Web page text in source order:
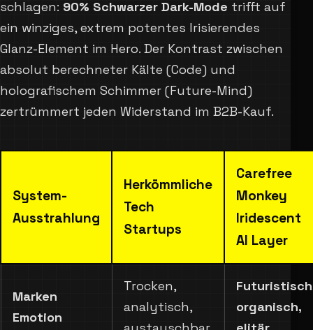
schlagen: 90% Schwarzer Dark-Mode trifft auf
ein winziges, extrem potentes Irisierendes
Glanz-Element im Hero. Der Kontrast zwischen
absolut berechneter Kälte (Code) und
holografischem Schimmer (Future-Mind)
zertrümmert jeden Widerstand im B2B-Kauf.
System-
Ausstrahlung
Herkömmliche
Tech
Startups
Carefree
Monkey
Iridescent
AI Layer
Marken
Emotion
Trocken,
analytisch,
organisch,